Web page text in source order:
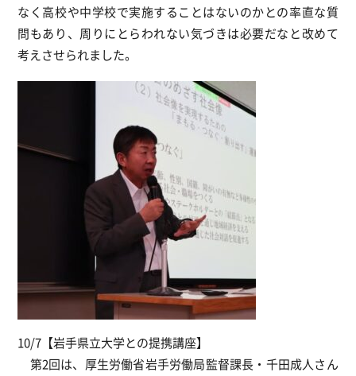
なく高校や中学校で実施することはないのかとの率直な質
問もあり、周りにとらわれない気づきは必要だなと改めて
考えさせられました。
10/7【岩手県立大学との提携講座】
第2回は、厚生労働省岩手労働局監督課長・千田成人さん